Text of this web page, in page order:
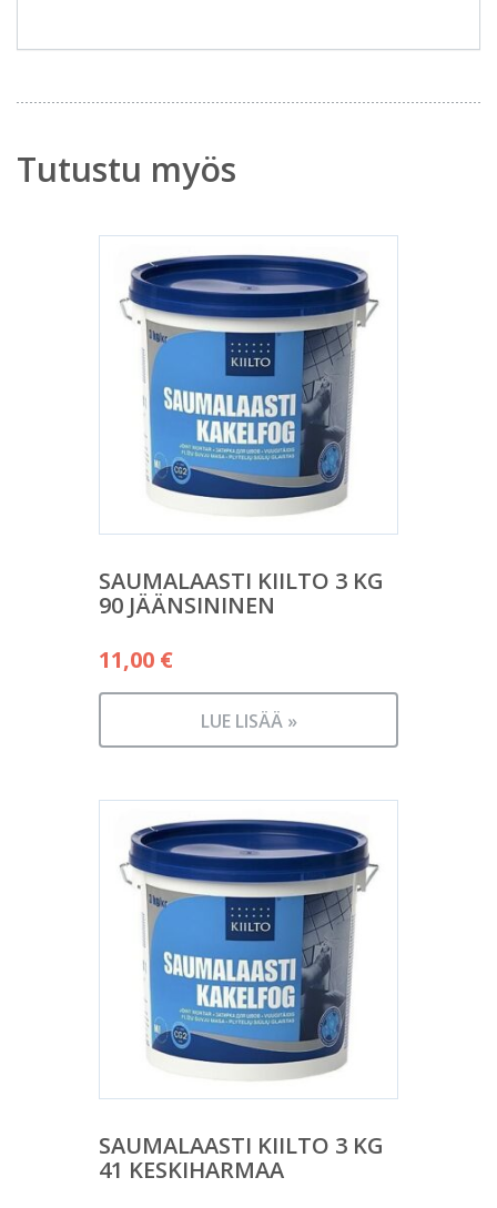
Tutustu myös
SAUMALAASTI KIILTO 3 KG
90 JÄÄNSININEN
11,00 €
LUE LISÄÄ »
SAUMALAASTI KIILTO 3 KG
41 KESKIHARMAA